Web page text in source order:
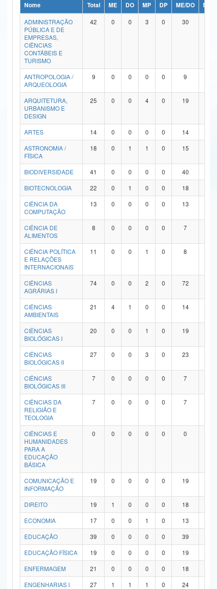
Ministério da Ciência, Tecnologia, Inovações e Comunicações
Ministério do Meio Ambiente
Ministério do Turismo
Ministério do Desenvolvimento Regional
Controladoria-Geral da União
Ministério da Mulher, da Família e dos Direitos Humanos
Secretaria de Governo
Advocacia-Geral da União
Banco Central do Brasil
Nome Total ME DO MP DP ME/DO
MP/
ADMINISTRAÇÃO
PÚBLICA E DE
EMPRESAS,
CIÊNCIAS
CONTÁBEIS E
TURISMO
42 0 0 3 0 30
ANTROPOLOGIA /
ARQUEOLOGIA
9 0 0 0 0 9
ARQUITETURA,
URBANISMO E
DESIGN
25 0 0 4 0 19
ARTES 14 0 0 0 0 14
ASTRONOMIA /
FÍSICA
18 0 1 1 0 15
BIODIVERSIDADE 41 0 0 0 0 40
BIOTECNOLOGIA
22 0 1 0 0 18
CIÊNCIA DA
COMPUTAÇÃO
13 0 0 0 0 13
CIÊNCIA DE
ALIMENTOS
8 0 0 0 0 7
CIÊNCIA POLÍTICA
E RELAÇÕES
INTERNACIONAIS
11 0 0 1 0 8
CIÊNCIAS
AGRÁRIAS I
74 0 0 2 0 72
CIÊNCIAS
AMBIENTAIS
21 4 1 0 0 14
CIÊNCIAS
BIOLÓGICAS I
20 0 0 1 0 19
CIÊNCIAS
BIOLÓGICAS II
27 0 0 3 0 23
CIÊNCIAS
BIOLÓGICAS III
7 0 0 0 0 7
CIÊNCIAS DA
RELIGIÃO E
TEOLOGIA
7 0 0 0 0 7
CIÊNCIAS E
HUMANIDADES
PARA A
EDUCAÇÃO
BÁSICA
0 0 0 0 0 0
COMUNICAÇÃO E
INFORMAÇÃO
19 0 0 0 0 19
DIREITO 19 1 0 0 0 18
ECONOMIA
17 0 0 1 0 13
EDUCAÇÃO
39 0 0 0 0 39
EDUCAÇÃO FÍSICA
19 0 0 0 0 19
ENFERMAGEM
21 0 0 0 0 18
ENGENHARIAS I
27 1 1 1 0 24